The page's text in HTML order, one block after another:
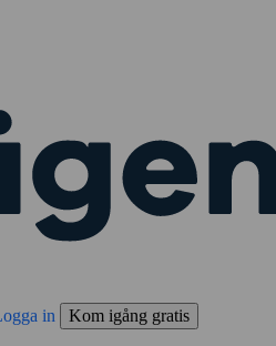
in Kom igång gratis